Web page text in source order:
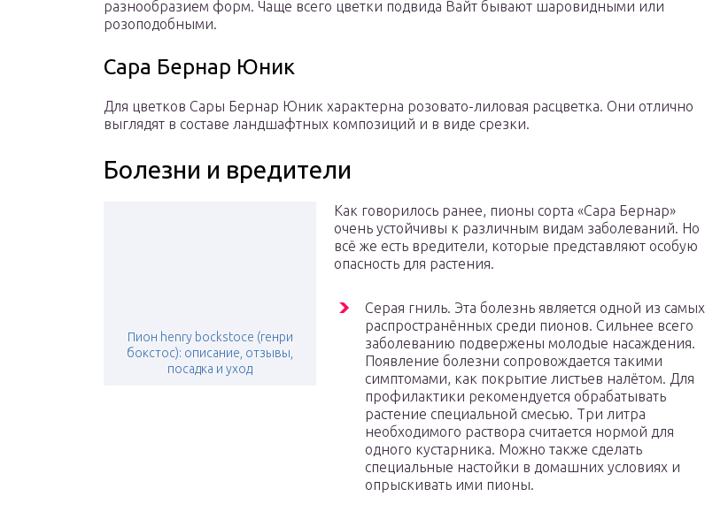
разнообразием форм. Чаще всего цветки подвида Вайт бывают шаровидными или
розоподобными.
Сара Бернар Юник
Для цветков Сары Бернар Юник характерна розовато-лиловая расцветка. Они отлично
выглядят в составе ландшафтных композиций и в виде срезки.
Болезни и вредители
Пион henry bockstoce (генри
бокстос): описание, отзывы,
посадка и уход
Как говорилось ранее, пионы сорта «Сара Бернар»
очень устойчивы к различным видам заболеваний. Но
всё же есть вредители, которые представляют особую
опасность для растения.
Серая гниль. Эта болезнь является одной из самых
распространённых среди пионов. Сильнее всего
заболеванию подвержены молодые насаждения.
Появление болезни сопровождается такими
симптомами, как покрытие листьев налётом. Для
профилактики рекомендуется обрабатывать
растение специальной смесью. Три литра
необходимого раствора считается нормой для
одного кустарника. Можно также сделать
специальные настойки в домашних условиях и
опрыскивать ими пионы.